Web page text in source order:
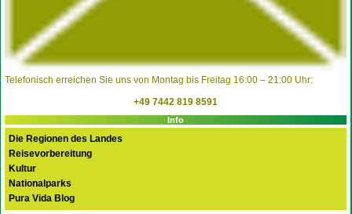
Telefonisch erreichen Sie uns von Montag bis Freitag 16:00 – 21:00 Uhr:
+49 7442 819 8591
Info
Die Regionen des Landes
Reisevorbereitung
Kultur
Nationalparks
Pura Vida Blog